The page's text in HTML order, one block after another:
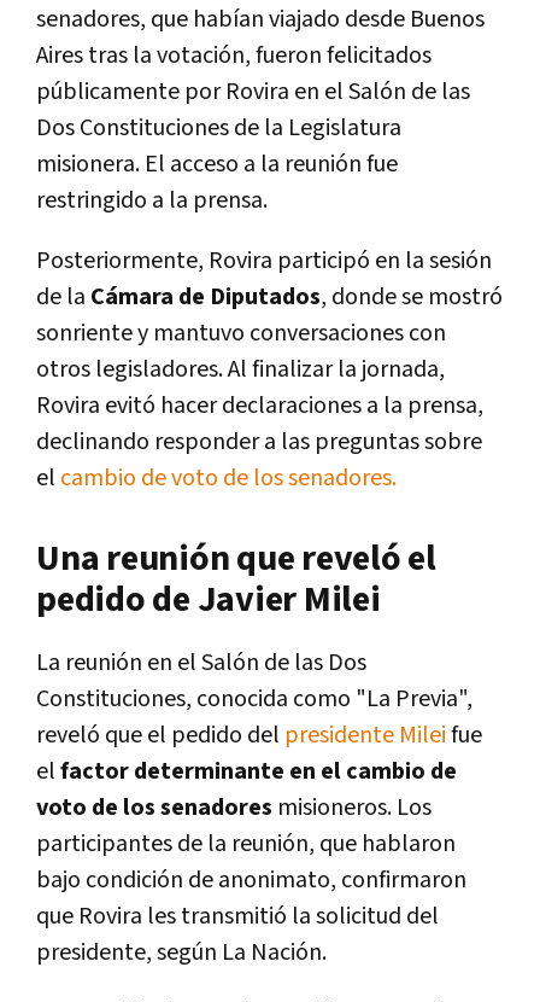
senadores, que habían viajado desde Buenos
Aires tras la votación, fueron felicitados
públicamente por Rovira en el Salón de las
Dos Constituciones de la Legislatura
misionera. El acceso a la reunión fue
restringido a la prensa.
Posteriormente, Rovira participó en la sesión
de la Cámara de Diputados, donde se mostró
sonriente y mantuvo conversaciones con
otros legisladores. Al finalizar la jornada,
Rovira evitó hacer declaraciones a la prensa,
declinando responder a las preguntas sobre
el cambio de voto de los senadores.
Una reunión que reveló el
pedido de Javier Milei
La reunión en el Salón de las Dos
Constituciones, conocida como "La Previa",
reveló que el pedido del presidente Mileifue
elfactor determinante en el cambio de
voto de los senadores misioneros. Los
participantes de la reunión, que hablaron
bajo condición de anonimato, confirmaron
que Rovira les transmitió la solicitud del
presidente, según La Nación.